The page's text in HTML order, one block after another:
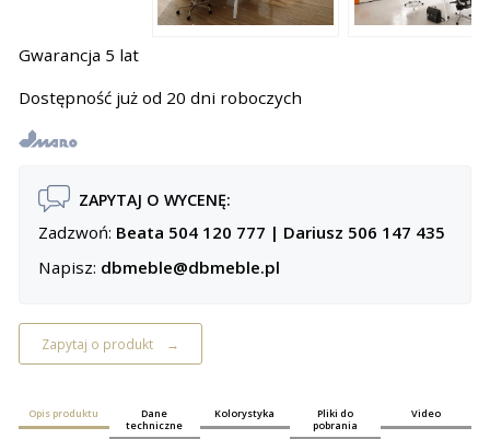
Gwarancja 5 lat
Dostępność już od 20 dni roboczych
ZAPYTAJ O WYCENĘ:
Zadzwoń: Beata 504 120 777 | Dariusz 506 147 435
Napisz: dbmeble@dbmeble.pl
Zapytaj o produkt
Opis produktu
Dane
techniczne
Kolorystyka
Pliki do
pobrania
Video